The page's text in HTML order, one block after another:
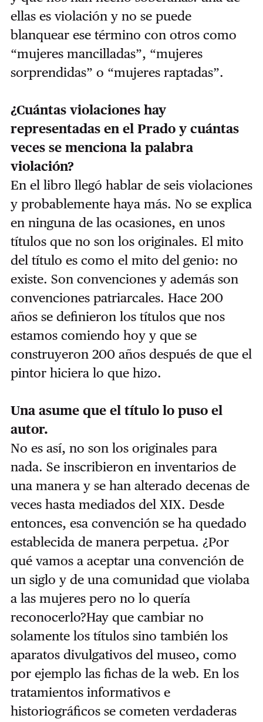
ellas es violación y no se puede
blanquear ese término con otros como
“mujeres mancilladas”, “mujeres
sorprendidas” o “mujeres raptadas”.
¿Cuántas violaciones hay
representadas en el Prado y cuántas
veces se menciona la palabra
violación?
En el libro llegó hablar de seis violaciones
y probablemente haya más. No se explica
en ninguna de las ocasiones, en unos
títulos que no son los originales. El mito
del título es como el mito del genio: no
existe. Son convenciones y además son
convenciones patriarcales. Hace 200
años se definieron los títulos que nos
estamos comiendo hoy y que se
construyeron 200 años después de que el
pintor hiciera lo que hizo.
Una asume que el título lo puso el
autor.
No es así, no son los originales para
nada. Se inscribieron en inventarios de
una manera y se han alterado decenas de
veces hasta mediados del XIX. Desde
entonces, esa convención se ha quedado
establecida de manera perpetua. ¿Por
qué vamos a aceptar una convención de
un siglo y de una comunidad que violaba
a las mujeres pero no lo quería
reconocerlo?Hay que cambiar no
solamente los títulos sino también los
aparatos divulgativos del museo, como
por ejemplo las fichas de la web. En los
tratamientos informativos e
historiográficos se cometen verdaderas